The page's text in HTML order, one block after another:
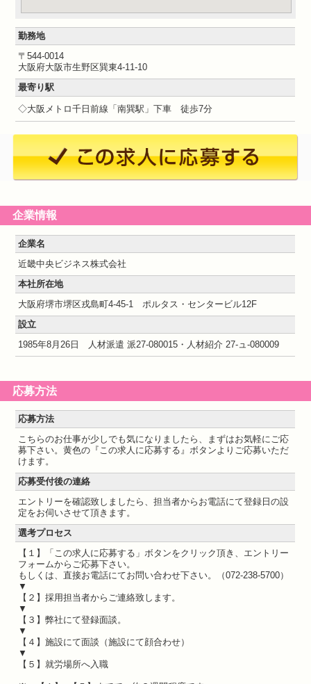
勤務地
〒544-0014
大阪府大阪市生野区巽東4-11-10
最寄り駅
◇大阪メトロ千日前線「南巽駅」下車 徒歩7分
企業情報
企業名
近畿中央ビジネス株式会社
本社所在地
大阪府堺市堺区戎島町4-45-1 ポルタス・センタービル12F
設立
1985年8月26日 人材派遣 派27-080015・人材紹介 27-ュ-080009
応募方法
応募方法
こちらのお仕事が少しでも気になりましたら、まずはお気軽にご応
募下さい。黄色の『この求人に応募する』ボタンよりご応募いただ
けます。
応募受付後の連絡
エントリーを確認致しましたら、担当者からお電話にて登録日の設
定をお伺いさせて頂きます。
選考プロセス
【１】「この求人に応募する」ボタンをクリック頂き、エントリー
フォームからご応募下さい。
もしくは、直接お電話にてお問い合わせ下さい。（072-238-5700）
▼
【２】採用担当者からご連絡致します。
▼
【３】弊社にて登録面談。
▼
【４】施設にて面談（施設にて顔合わせ）
▼
【５】就労場所へ入職